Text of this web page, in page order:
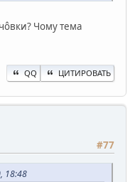
Чому тема
QQ ЦИТИРОВАТЬ
#77
18:48